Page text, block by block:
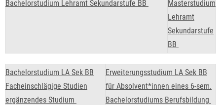
Bachelorstudium Lehramt Sekundarstufe BB
Masterstudium
Lehramt
Sekundarstufe
BB
Bachelorstudium LA Sek BB
Facheinschlägige Studien
ergänzendes Studium
Erweiterungsstudium LA Sek BB
für Absolvent*innen eines 6-sem.
Bachelorstudiums Berufsbildung